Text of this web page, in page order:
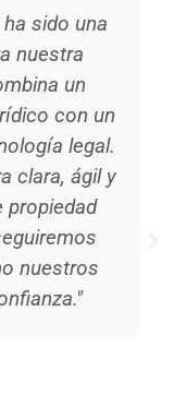
ha sido una
nuestra
un
con un
legal.
clara, ágil y
propiedad
nuestros